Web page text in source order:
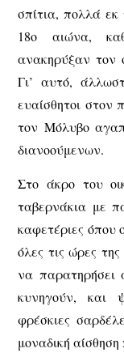
σπίτια, πολλά
18ο αιώνα,
ανακηρύξαν τον
Γι’ αυτό,
ευαίσθητοι στον
τον Μόλυβο
διανοούμενων.
Στο άκρο του
ταβερνάκια με
καφετέριες όπου
όλες τις ώρες
να παρατηρήσει
κυνηγούν, και
φρέσκιες
μοναδική